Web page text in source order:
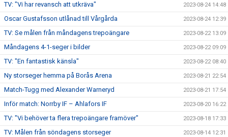
TV: "Vi har revansch att utkräva" 2023-08-24 14:48
Oscar Gustafsson utlånad till Vårgårda 2023-08-24 12:39
TV: Se målen från måndagens trepoängare 2023-08-22 13:09
Måndagens 4-1-seger i bilder 2023-08-22 09:09
TV: "En fantastisk känsla" 2023-08-22 08:40
Ny storseger hemma på Borås Arena 2023-08-21 22:54
Match-Tugg med Alexander Warneryd 2023-08-21 17:54
Inför match: Norrby IF – Ahlafors IF 2023-08-20 16:22
TV: "Vi behöver ta flera trepoängare framöver" 2023-08-18 17:33
TV: Målen från söndagens storseger 2023-08-14 12:31